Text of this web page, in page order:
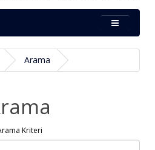
Arama
Kriteri